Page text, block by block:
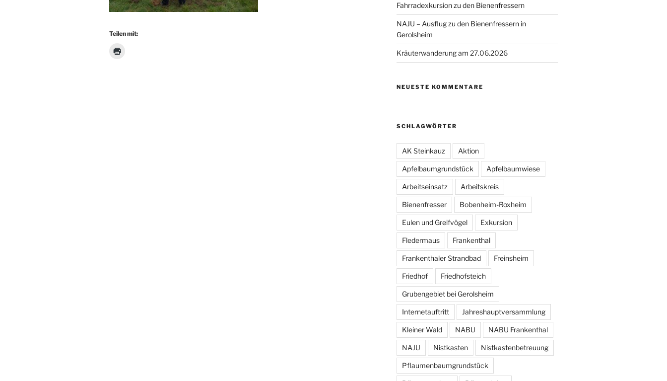
Teilen mit:
Fahrradexkursion zu den Bienenfressern
NAJU – Ausflug zu den Bienenfressern in
Gerolsheim
Kräuterwanderung am 27.06.2026
NEUESTE KOMMENTARE
SCHLAGWÖRTER
AK Steinkauz Aktion
Apfelbaumgrundstück Apfelbaumwiese
Arbeitseinsatz Arbeitskreis
Bienenfresser Bobenheim-Roxheim
Eulen und Greifvögel Exkursion
Fledermaus Frankenthal
Frankenthaler Strandbad Freinsheim
Friedhof Friedhofsteich
Grubengebiet bei Gerolsheim
Internetauftritt Jahreshauptversammlung
Kleiner Wald NABU NABU Frankenthal
NAJU Nistkasten Nistkastenbetreuung
Pflaumenbaumgrundstück